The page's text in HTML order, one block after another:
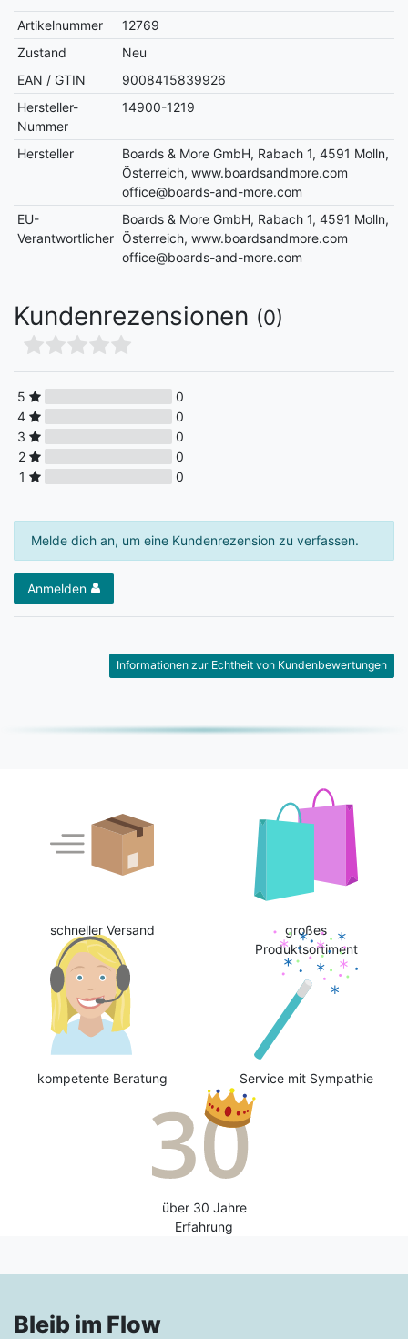
Artikelnummer
12769
Zustand
Neu
EAN / GTIN
9008415839926
Hersteller-
Nummer
14900-1219
Hersteller
Boards & More GmbH, Rabach 1, 4591 Molln,
Österreich, www.boardsandmore.com
office@boards-and-more.com
EU-
Verantwortlicher
Boards & More GmbH, Rabach 1, 4591 Molln,
Österreich, www.boardsandmore.com
office@boards-and-more.com
Kundenrezensionen (0)
5
0
4
0
3
0
2
0
1
0
Melde dich an, um eine Kundenrezension zu verfassen.
Anmelden
Informationen zur Echtheit von Kundenbewertungen
schneller Versand
großes
Produktsortiment
kompetente Beratung Service mit Sympathie
über 30 Jahre
Erfahrung
Bleib im Flow